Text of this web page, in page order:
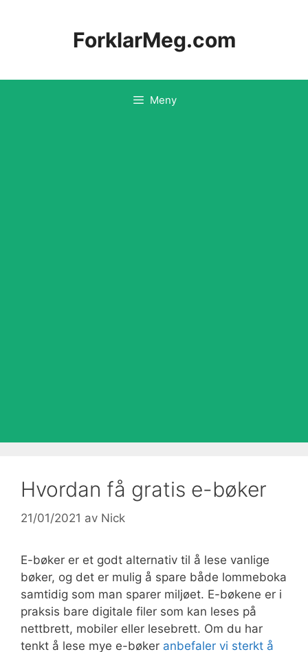
ForklarMeg.com
Meny
Hvordan få gratis e-bøker
21/01/2021 av Nick
E-bøker er et godt alternativ til å lese vanlige
bøker, og det er mulig å spare både lommeboka
samtidig som man sparer miljøet. E-bøkene er i
praksis bare digitale filer som kan leses på
nettbrett, mobiler eller lesebrett. Om du har
tenkt å lese mye e-bøker anbefaler vi sterkt å